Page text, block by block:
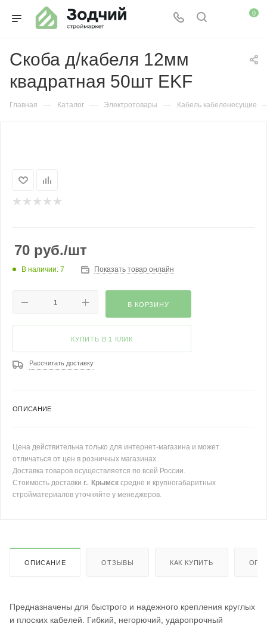
0
Скоба д/кабеля 12мм
квадратная 50шт EKF
Главная — Каталог — Электротовары — Кабель кабеленесущие
70 руб./шт
В наличии: 7 Показать товар онлайн
В КОРЗИНУ
КУПИТЬ В 1 КЛИК
Рассчитать доставку
ОПИСАНИЕ
Цена действительна только для интернет-магазина и может
отличаться от цен в розничных магазинах.
Доставка товаров осуществляется по всей России.
Стоимость доставки г. Крымск средне и крупногабаритных
стройматериалов уточняйте у менеджеров.
ОПИСАНИЕ ОТЗЫВЫ КАК КУПИТЬ
Предназначены для быстрого и надежного крепления круглых
и плоских кабелей. Гибкий, негорючий, ударопрочный